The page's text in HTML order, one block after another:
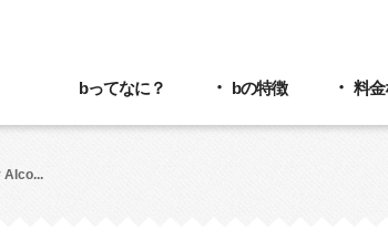
bってなに？ bの特徴 料
Alco...